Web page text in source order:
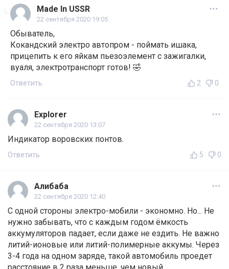
Made In USSR
22 сентября 2020 19:05
Обыватель,
Кокандский электро автопром - поймать ишака,
прицепить к его яйкам пьезоэлемент с зажигалки,
вуаля, электротранспорт готов! 🤣
Ответить 2 0
Explorer
22 сентября 2020 13:07
Индикатор воровских понтов.
Ответить 5 0
Алибаба
22 сентября 2020 12:40
С одной стороны электро-мобили - экономно. Но... Не
нужно забывать, что с каждым годом ёмкость
аккумуляторов падает, если даже не ездить. Не важно
литий-ионовые или литий-полимерные аккумы. Через
3-4 года на одном заряде, такой автомобиль проедет